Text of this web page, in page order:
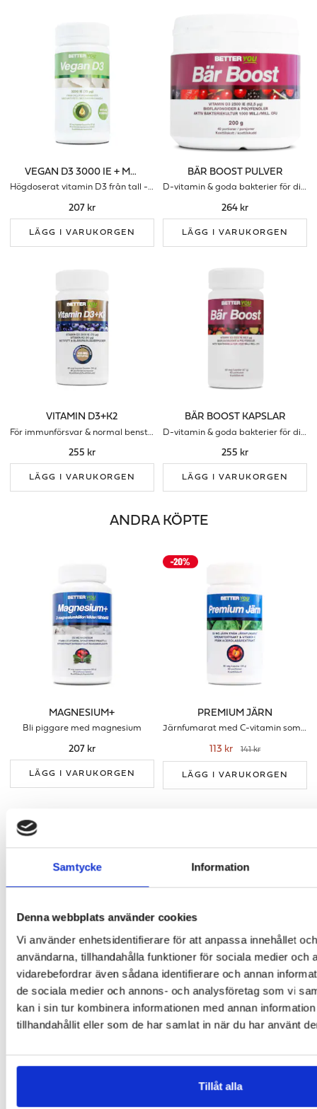
Samtycke Information
Denna webbplats använder cookies
Vi använder enhetsidentifierare för att anpassa innehållet
användarna, tillhandahålla funktioner för sociala medier och
vidarebefordrar även sådana identifierare och annan
de sociala medier och annons- och analysföretag som vi
kan i sin tur kombinera informationen med annan
tillhandahållit eller som de har samlat in när du har använt
Tillåt alla
VEGAN D3 3000 IE + MCT-FETT
Högdoserat vitamin D3 från tall - för ditt immunförsvar
207 kr
LÄGG I VARUKORGEN
BÄR BOOST PULVER
D-vitamin & goda bakterier för ditt immunförsvar
264 kr
LÄGG I VARUKORGEN
VITAMIN D3+K2
För immunförsvar & normal benstomme
255 kr
LÄGG I VARUKORGEN
BÄR BOOST KAPSLAR
D-vitamin & goda bakterier för ditt immunförsvar
255 kr
LÄGG I VARUKORGEN
ANDRA KÖPTE
MAGNESIUM+
Bli piggare med magnesium
207 kr
LÄGG I VARUKORGEN
PREMIUM JÄRN
Järnfumarat med C-vitamin som förbrättrar upptaget
113 kr 141 kr
LÄGG I VARUKORGEN
16WOH - MORGON BOOST
60 kaps.
330 kr
LÄGG I VARUKORGEN
16WOH VASSLEPROTEINISOLAT
900 g - flera smaker
567 kr
LÄGG I VARUKORGEN
FORTSÄTT SHOPPA